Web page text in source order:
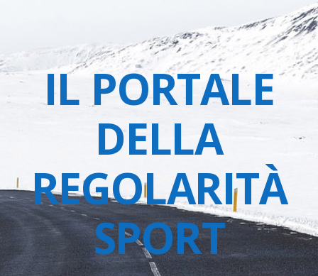
IL PORTALE
DELLA
REGOLARITÀ
SPORT